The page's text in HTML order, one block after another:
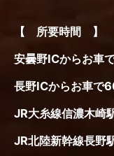
【 所要時間 】
安曇野ICからお車
長野ICからお車で
JR大糸線信濃木崎
JR北陸新幹線長野